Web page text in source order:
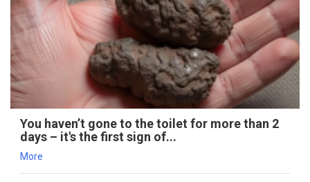
You haven’t gone to the toilet for more than 2
days – it's the first sign of...
More